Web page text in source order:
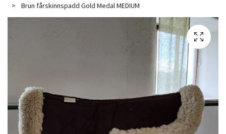
Brun fårskinnspadd Gold Medal MEDIUM